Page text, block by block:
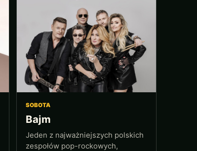
SOBOTA
Bajm
Jeden z najważniejszych polskich
zespołów pop-rockowych,